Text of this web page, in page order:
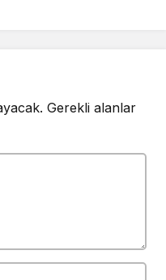
Gerekli alanlar